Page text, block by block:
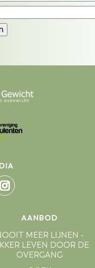
AANBOD
MEER LIJNEN -
LEVEN DOOR DE
OVERGANG